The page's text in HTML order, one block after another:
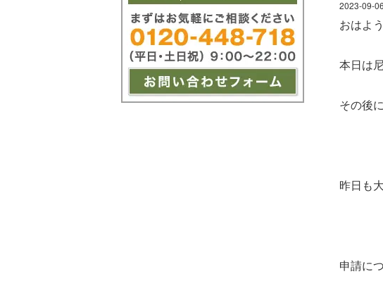
2023-09-06
おはよ
本日は
その後
昨日も
申請に